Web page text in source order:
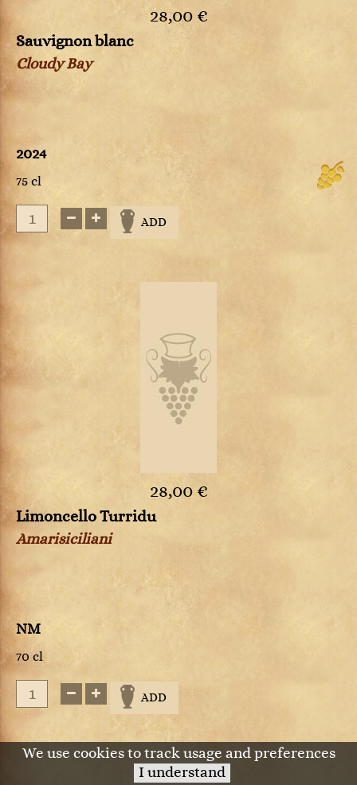
We use cookies to track usage and preferences
I understand
28,00 €
Sauvignon blanc
Cloudy Bay
2024
75 cl
ADD
28,00 €
Limoncello Turridu
Amarisiciliani
NM
70 cl
ADD